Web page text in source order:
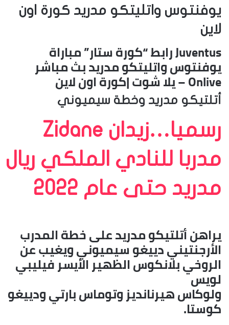
يوفنتوس واتليتكو مدريد كورة اون
لاين
Juventus رابط “كورة ستار” مباراة
يوفنتوس واتليتكو مدريد بث مباشر
Onlive – يلا شوت |كورة اون لاين
أتلتيكو مدريد وخطة سيميوني
رسميا…زيدان Zidane
مدربا للنادي الملكي ريال
مدريد حتى عام 2022
يراهن أتلتيكو مدريد على خطة المدرب
الأرجنتيني دييغو سيميوني ويغيب عن
الروخي بلانكوس الظهير الأيسر فيليبي
لويس
ولوكاس هيرنانديز وتوماس بارتي ودييغو
كوستا.